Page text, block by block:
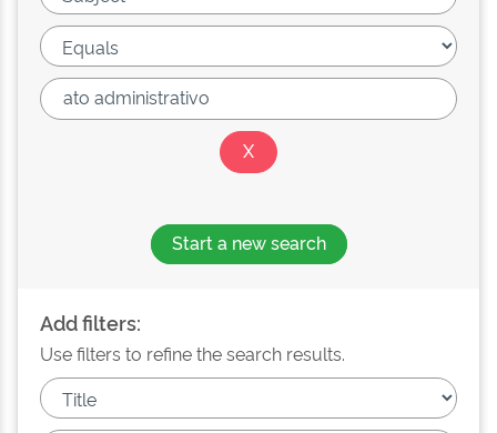
Start a new search
Add filters:
Use filters to refine the search results.